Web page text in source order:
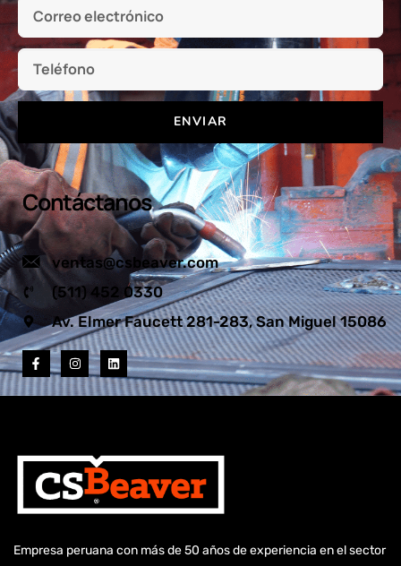
Contáctanos
ventas@csbeaver.com
(511) 452 0330
Av. Elmer Faucett 281-283, San Miguel 15086
ENVIAR
Empresa peruana con más de 50 años de experiencia en el sector